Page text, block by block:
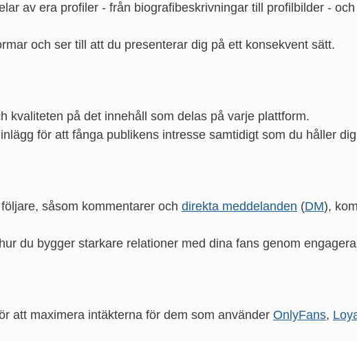
av era profiler - från biografibeskrivningar till profilbilder -
och ser till att du presenterar dig på ett konsekvent sätt.
kvaliteten på det innehåll som delas på varje plattform.
för att fånga publikens intresse samtidigt som du håller
såsom kommentarer och direkta meddelanden (DM),
du bygger starkare relationer med dina fans genom
att maximera intäkterna för dem som använder OnlyFans,